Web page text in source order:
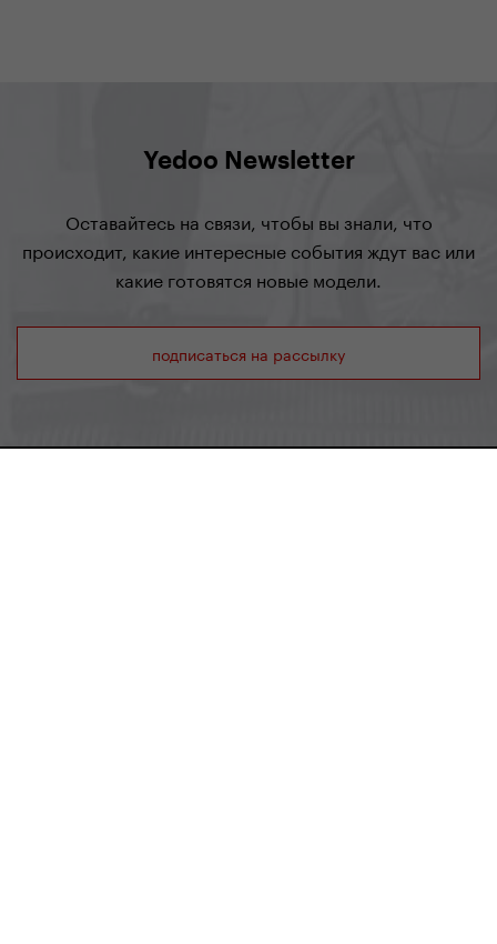
Yedoo Newsletter
Оставайтесь на связи, чтобы вы знали, что
происходит, какие интересные события ждут вас или
какие готовятся новые модели.
подписаться на рассылку